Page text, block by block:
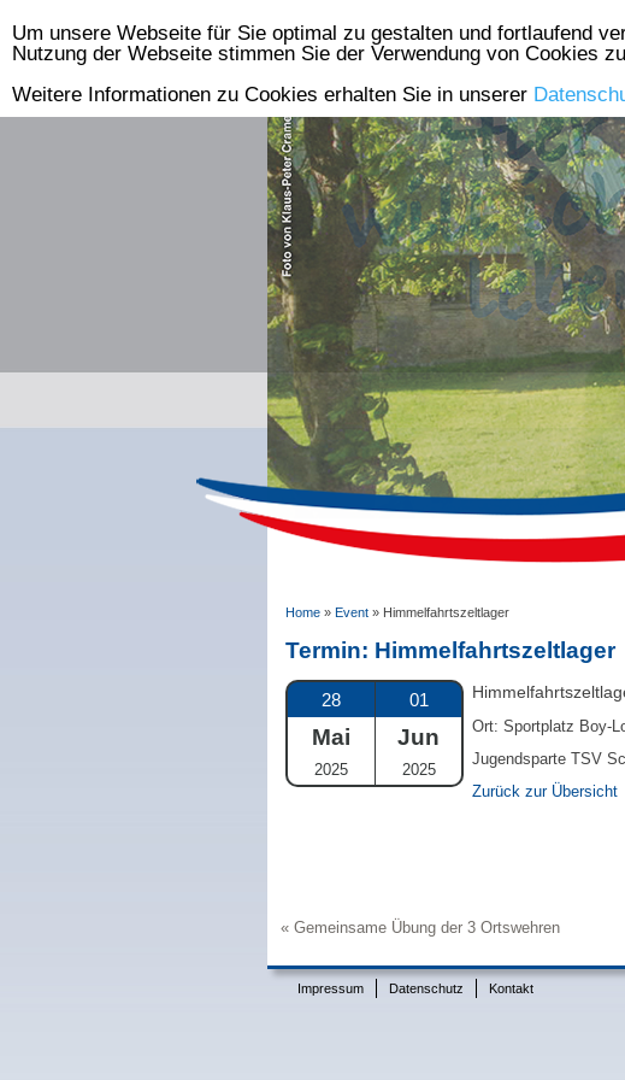
Skip
content
Die
Home » Event » Himmelfahrtszeltlager
Termin: Himmelfahrtszeltlager
28
Mai
2025
01
Jun
2025
Ort: Sportplatz Boy-
Jugendsparte TSV
Zurück zur Übersicht
Navigation
Gemeinsame Übung der 3 Ortswehren
Impressum Datenschutz Kontakt
Um unsere Webseite für Sie optimal zu gestalten und fortlaufend
Nutzung der Webseite stimmen Sie der Verwendung von Cookies
Weitere Informationen zu Cookies erhalten Sie in unserer